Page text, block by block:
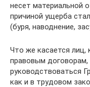
несет материальной
причиной ущерба
(буря, наводнение,
Что же касается лиц,
правовым договорам,
руководствоваться
как и в трудовом